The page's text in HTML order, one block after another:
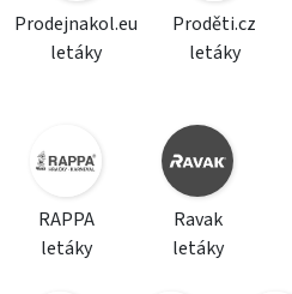
Prodejnakol.eu
letáky
Proděti.cz
letáky
RAPPA
letáky
Ravak
letáky